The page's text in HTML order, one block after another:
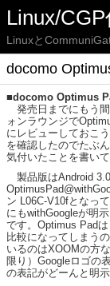
Linux/
Linuxと
docomo
■docomo Optimus
発売日までにもう
ォンラウンジで
にレビューしておこ
を確認したのでたぶ
気付いたことを書いて
製品版はAndroid
ン L06C-V10fとなっ
にもwithGoogleが明
です。Optimus Pad
比較になってしまう
いるのはXOOMの方
限り）Googleロゴの
の表記がどーんと明